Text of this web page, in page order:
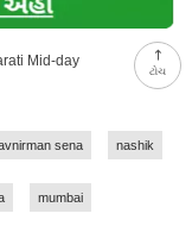
ટોચ
Mid-day
sena nashik
mumbai